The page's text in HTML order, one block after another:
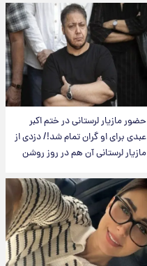
حضور مازیار لرستانی در ختم اکبر
عبدی برای او گران تمام شد!/ دزدی از
مازیار لرستانی آن هم در روز روشن